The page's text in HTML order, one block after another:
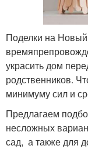
Поделки на Новый
украсить дом
родственников.
минимуму сил и
Предлагаем
несложных
сад, а также для